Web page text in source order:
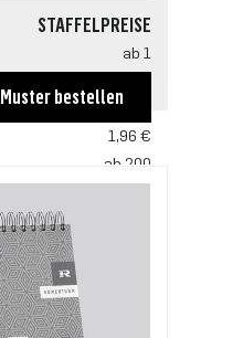
STAFFELPREISE
ab 1
ab 100
1,96 €
ab 200
Muster bestellen